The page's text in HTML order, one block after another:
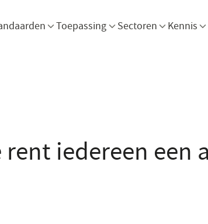
Menu openen Menu openen
Toepassing Menu openen
Sectoren Kennis
rent iedereen een